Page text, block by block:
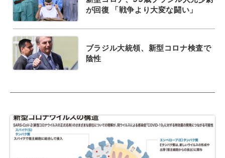
が回復 「戦争より大変な闘い」
ブラジル大統領、新型コロナ検査で
陰性